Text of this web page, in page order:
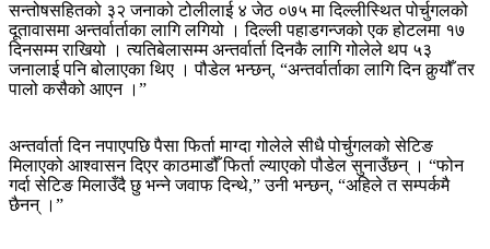
सन्तोषसहितको ३२ जनाको टोलीलाई ४ जेठ ०७५ मा दिल्लीस्थित पोर्चुगलको
दूतावासमा अन्तर्वार्ताका लागि लगियो । दिल्ली पहाडगन्जको एक होटलमा १७
दिनसम्म राखियो । त्यतिबेलासम्म अन्तर्वार्ता दिनकै लागि गोलेले थप ५३
जनालाई पनि बोलाएका थिए । पौडेल भन्छन्, “अन्तर्वार्ताका लागि दिन कुर्‍यौँ तर
पालो कसैको आएन ।”
अन्तर्वार्ता दिन नपाएपछि पैसा फिर्ता माग्दा गोलेले सीधै पोर्चुगलको सेटिङ
मिलाएको आश्वासन दिएर काठमाडौँ फिर्ता ल्याएको पौडेल सुनाउँछन् । “फोन
गर्दा सेटिङ मिलाउँदै छु भन्ने जवाफ दिन्थे,” उनी भन्छन्, “अहिले त सम्पर्कमै
छैनन् ।”